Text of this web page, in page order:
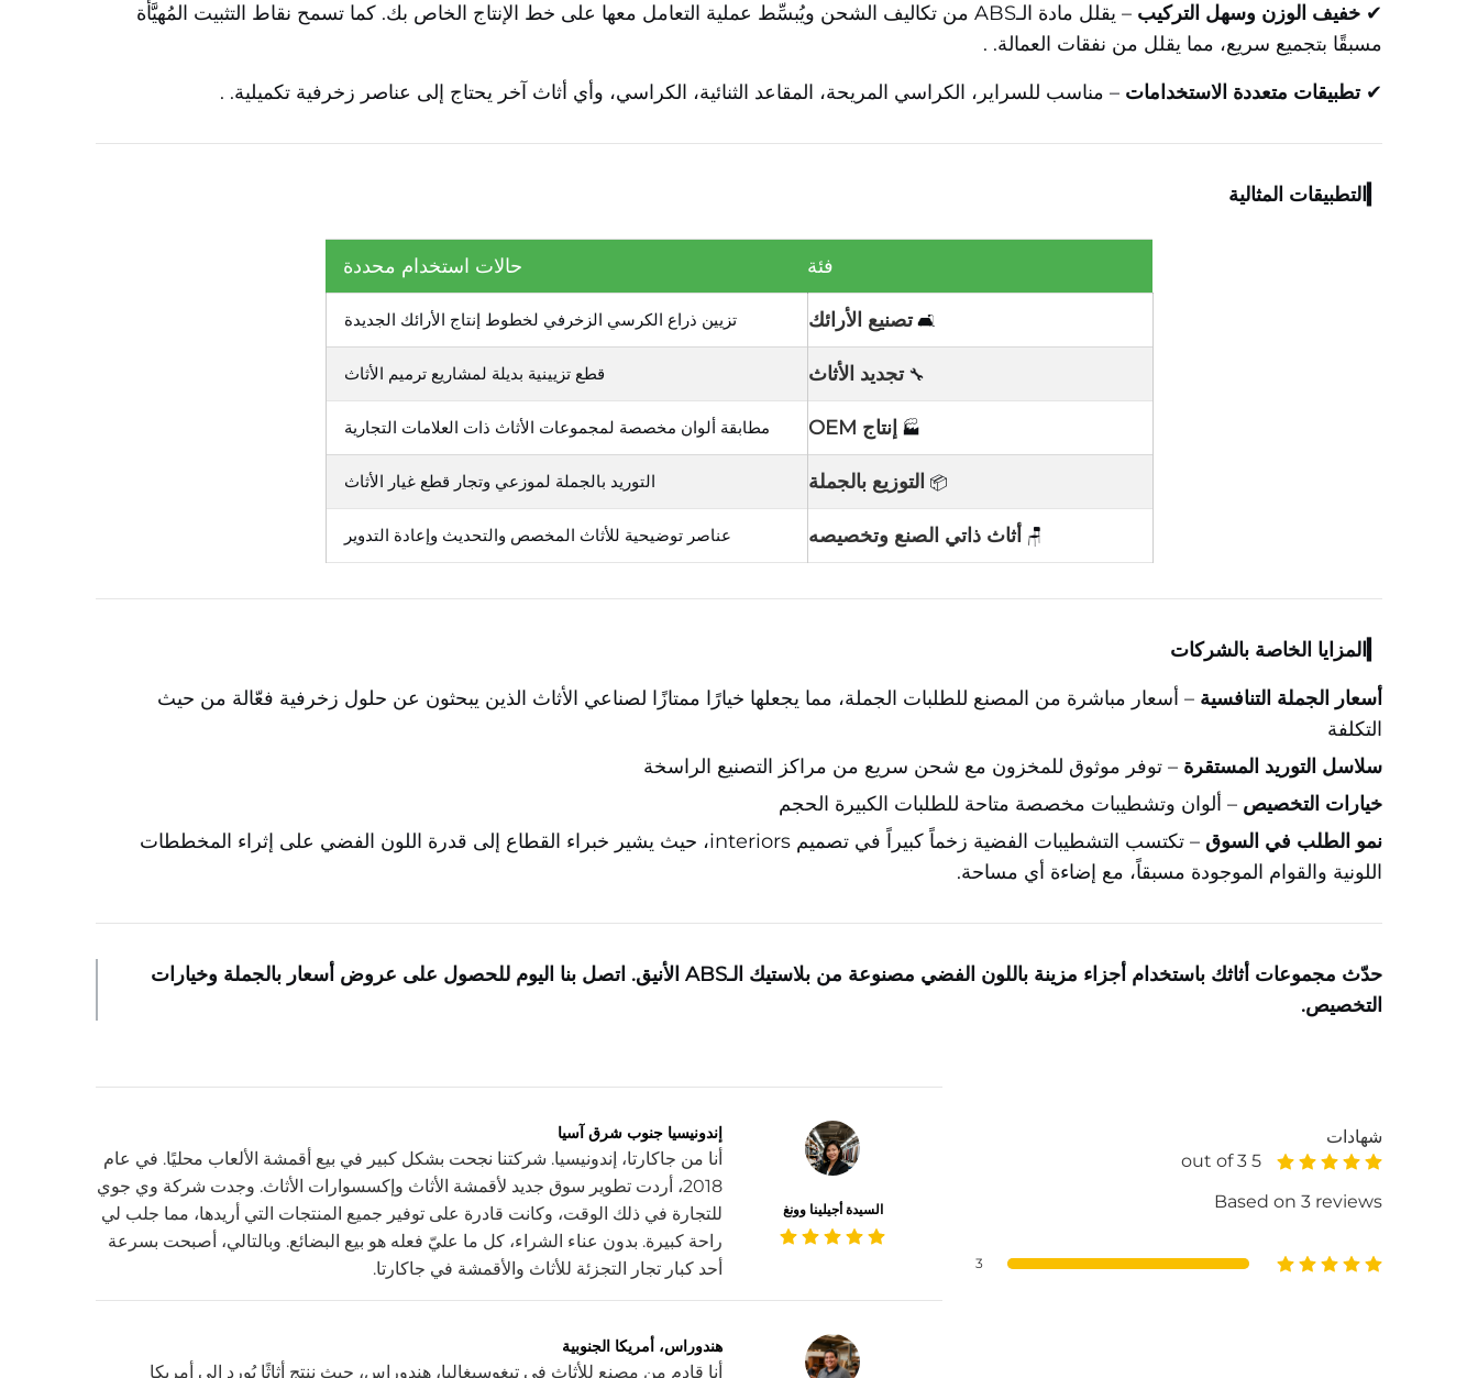
✔ خفيف الوزن وسهل التركيب
– يقلل مادة الـABS من تكاليف الشحن ويُبسِّط عملية التعامل معها على خط الإنتاج الخاص بك. كما تسمح نقاط التثبيت المُهيَّأة
مسبقًا بتجميع سريع، مما يقلل من نفقات العمالة. .
✔تطبيقات متعددة الاستخدامات – مناسب للسراير، الكراسي المريحة، المقاعد الثنائية، الكراسي، وأي أثاث آخر يحتاج إلى عناصر زخرفية تكميلية. .
▎التطبيقات المثالية
فئة حالات استخدام محددة
🛋تصنيع الأرائك تزيين ذراع الكرسي الزخرفي لخطوط إنتاج الأرائك الجديدة
🔧تجديد الأثاث قطع تزيينية بديلة لمشاريع ترميم الأثاث
🏭 إنتاج OEM مطابقة ألوان مخصصة لمجموعات الأثاث ذات العلامات التجارية
📦 التوزيع بالجملة التوريد بالجملة لموزعي وتجار قطع غيار الأثاث
🪑 أثاث ذاتي الصنع وتخصيصه عناصر توضيحية للأثاث المخصص والتحديث وإعادة التدوير
▎المزايا الخاصة بالشركات
أسعار الجملة التنافسية – أسعار مباشرة من المصنع للطلبات الجملة، مما يجعلها خيارًا ممتازًا لصناعي الأثاث الذين يبحثون عن حلول زخرفية فعّالة من حيث
التكلفة
سلاسل التوريد المستقرة – توفر موثوق للمخزون مع شحن سريع من مراكز التصنيع الراسخة
خيارات التخصيص – ألوان وتشطيبات مخصصة متاحة للطلبات الكبيرة الحجم
نمو الطلب في السوق
– تكتسب التشطيبات الفضية زخماً كبيراً في تصميم interiors، حيث يشير خبراء القطاع إلى قدرة اللون الفضي على إثراء المخططات
اللونية والقوام الموجودة مسبقاً، مع إضاءة أي مساحة.
حدّث مجموعات أثاثك باستخدام أجزاء مزينة باللون الفضي مصنوعة من بلاستيك الـABS الأنيق. اتصل بنا اليوم للحصول على عروض أسعار بالجملة وخيارات
التخصيص.
شهادات
5 out of 3
Based on 3 reviews
3
السيدة أجيلينا وونغ
إندونيسيا جنوب شرق آسيا
أنا من جاكارتا، إندونيسيا. شركتنا نجحت بشكل كبير في بيع أقمشة الألعاب محليًا. في عام
2018، أردت تطوير سوق جديد لأقمشة الأثاث وإكسسوارات الأثاث. وجدت شركة وي جوي
للتجارة في ذلك الوقت، وكانت قادرة على توفير جميع المنتجات التي أريدها، مما جلب لي
راحة كبيرة. بدون عناء الشراء، كل ما عليّ فعله هو بيع البضائع. وبالتالي، أصبحت بسرعة
أحد كبار تجار التجزئة للأثاث والأقمشة في جاكارتا.
هندوراس، أمريكا الجنوبية
أنا قادم من مصنع للأثاث في تيغوسيغالبا، هندوراس، حيث ننتج أثاثًا يُورد إلى أمريكا